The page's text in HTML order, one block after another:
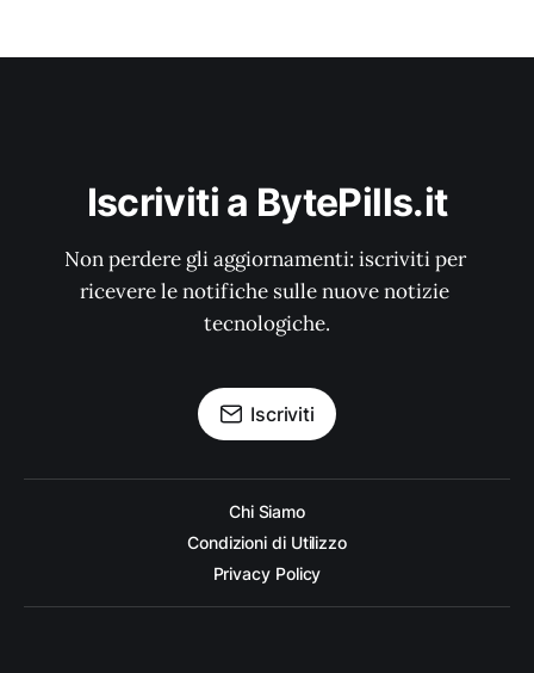
Iscriviti a BytePills.it
Non perdere gli aggiornamenti: iscriviti per
ricevere le notifiche sulle nuove notizie
tecnologiche.
Iscriviti
Chi Siamo
Condizioni di Utilizzo
Privacy Policy